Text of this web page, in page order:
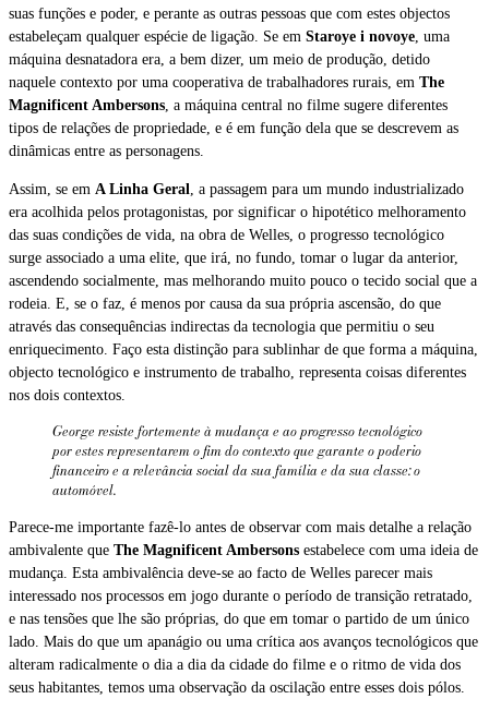
suas funções e poder, e perante as outras pessoas que com estes objectos
estabeleçam qualquer espécie de ligação. Se em Staroye i novoye , uma
máquina desnatadora era, a bem dizer, um meio de produção, detido
naquele contexto por uma cooperativa de trabalhadores rurais, em The
Magnificent Ambersons , a máquina central no filme sugere diferentes
tipos de relações de propriedade, e é em função dela que se descrevem as
dinâmicas entre as personagens.
Assim, se em A Linha Geral
, a passagem para um mundo industrializado
era acolhida pelos protagonistas, por significar o hipotético melhoramento
das suas condições de vida, na obra de Welles, o progresso tecnológico
surge associado a uma elite, que irá, no fundo, tomar o lugar da anterior,
ascendendo socialmente, mas melhorando muito pouco o tecido social que a
rodeia. E, se o faz, é menos por causa da sua própria ascensão, do que
através das consequências indirectas da tecnologia que permitiu o seu
enriquecimento. Faço esta distinção para sublinhar de que forma a máquina,
objecto tecnológico e instrumento de trabalho, representa coisas diferentes
nos dois contextos.
George resiste fortemente à mudança e ao progresso tecnológico
por estes representarem o fim do contexto que garante o poderio
financeiro e a relevância social da sua família e da sua classe: o
automóvel.
Parece-me importante fazê-lo antes de observar com mais detalhe a relação
ambivalente que The Magnificent Ambersons estabelece com uma ideia de
mudança. Esta ambivalência deve-se ao facto de Welles parecer mais
interessado nos processos em jogo durante o período de transição retratado,
e nas tensões que lhe são próprias, do que em tomar o partido de um único
lado. Mais do que um apanágio ou uma crítica aos avanços tecnológicos que
alteram radicalmente o dia a dia da cidade do filme e o ritmo de vida dos
seus habitantes, temos uma observação da oscilação entre esses dois pólos.